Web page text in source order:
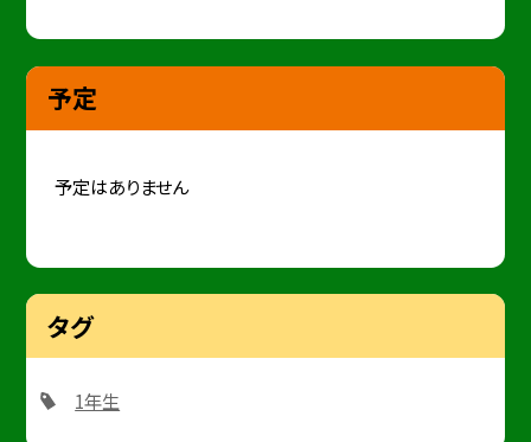
予定
予定はありません
タグ
1年生